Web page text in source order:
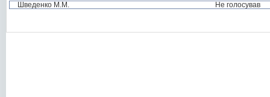
Шведенко М.М.
Не голосував